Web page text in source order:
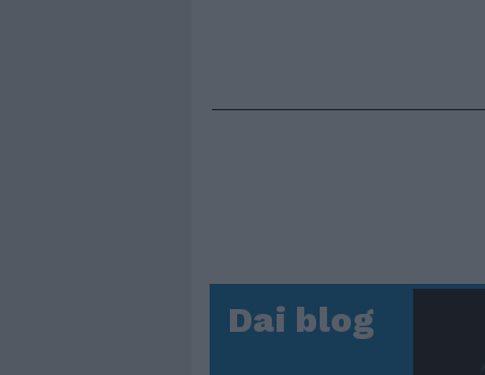
Dai blog